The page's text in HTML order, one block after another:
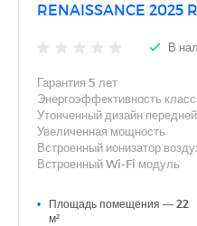
RENAISSANCE 2025
В
Гарантия 5 лет
Энергоэффективность
Утонченный дизайн
Увеличенная мощность
Встроенный ионизатор
Встроенный Wi-Fi модуль
горизонтальные жалюзи)
•
Площадь помещения — 22
м²